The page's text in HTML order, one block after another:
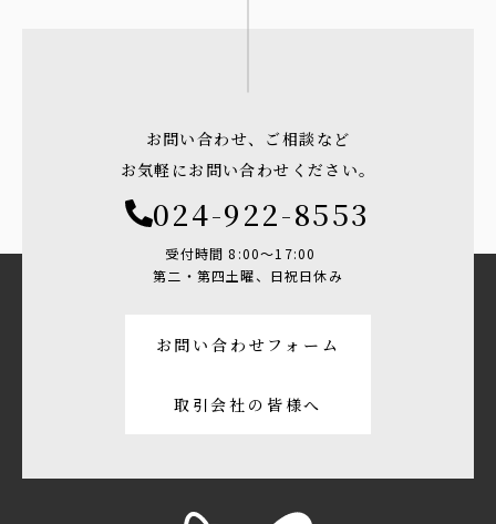
お問い合わせ、ご相談など
お気軽にお問い合わせください。
024-922-8553
受付時間 8:00〜17:00
第二・第四土曜、日祝日休み
お問い合わせフォーム
取引会社の皆様へ